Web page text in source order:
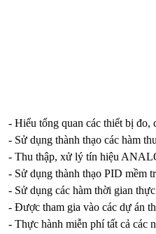
- Hiểu tổng quan các thiết bị
- Sử dụng thành thạo các hàm
- Thu thập, xử lý tín hiệu
- Sử dụng thành thạo PID mềm
- Sử dụng các hàm thời gian
- Được tham gia vào các dự án
- Thực hành miễn phí tất cả các